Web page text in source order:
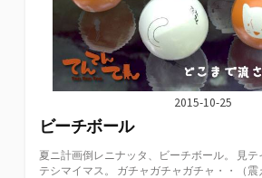
2015-10-25
ビーチボール
夏ニ計画倒レニナッタ、ビーチボール。 見
テシマイマス。 ガチャガチャガチャ・・（震